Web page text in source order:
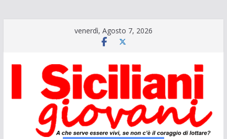
venerdì, Agosto 7, 2026